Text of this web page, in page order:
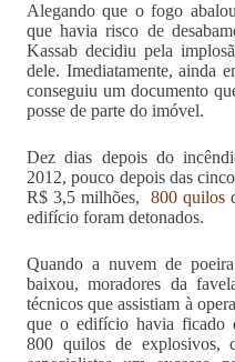
Alegando que o fogo
que havia risco de
Kassab decidiu pela
dele. Imediatamente, ainda
conseguiu um documento
posse de parte do imóvel.
Dez dias depois do
2012, pouco depois das
R$ 3,5 milhões,800 quilos
edifício foram detonados.
Quando a nuvem de
baixou, moradores da
técnicos que assistiam à
que o edifício havia ficado
800 quilos de explosivos,